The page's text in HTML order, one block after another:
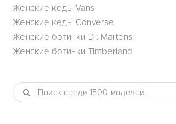
Женские кеды Vans
Женские кеды Converse
Женские ботинки Dr. Martens
Женские ботинки Timberland